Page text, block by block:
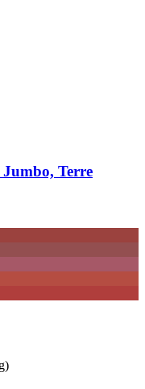
Terre